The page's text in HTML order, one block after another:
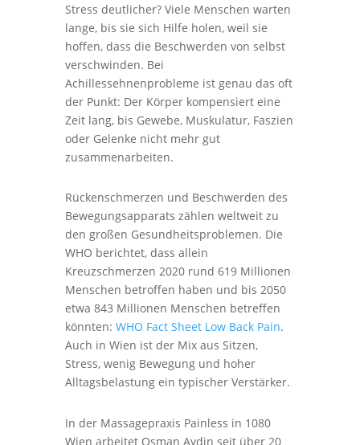
Stress deutlicher? Viele Menschen warten
lange, bis sie sich Hilfe holen, weil sie
hoffen, dass die Beschwerden von selbst
verschwinden. Bei
Achillessehnenprobleme ist genau das oft
der Punkt: Der Körper kompensiert eine
Zeit lang, bis Gewebe, Muskulatur, Faszien
oder Gelenke nicht mehr gut
zusammenarbeiten.
Rückenschmerzen und Beschwerden des
Bewegungsapparats zählen weltweit zu
den großen Gesundheitsproblemen. Die
WHO berichtet, dass allein
Kreuzschmerzen 2020 rund 619 Millionen
Menschen betroffen haben und bis 2050
etwa 843 Millionen Menschen betreffen
könnten: WHO Fact Sheet Low Back Pain.
Auch in Wien ist der Mix aus Sitzen,
Stress, wenig Bewegung und hoher
Alltagsbelastung ein typischer Verstärker.
In der Massagepraxis Painless in 1080
Wien arbeitet Osman Aydin seit über 20